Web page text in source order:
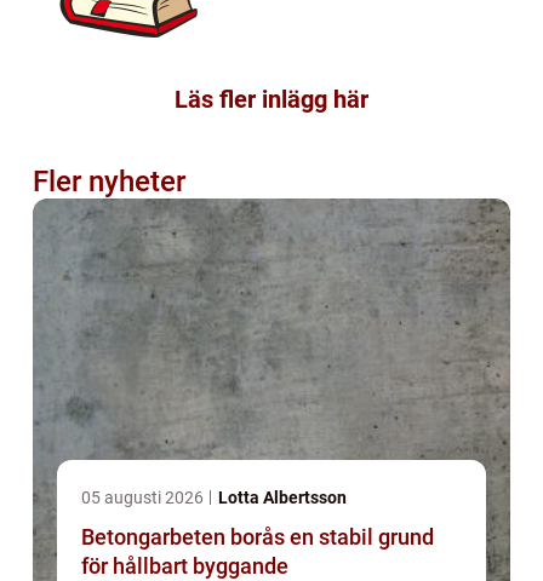
Läs fler inlägg här
Fler nyheter
05 augusti 2026 Lotta Albertsson
Betongarbeten borås en stabil grund
för hållbart byggande